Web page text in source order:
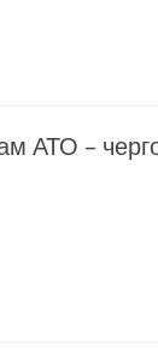
АТО –